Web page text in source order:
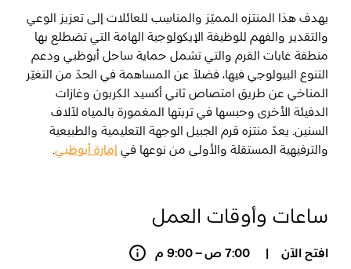
مركز أبوظبي الوطني للمعارض والمؤتمرات
يهدف هذا المنتزه المميّز والمناسِب للعائلات إلى تعزيز الوعي
والتقدير والفهم للوظيفة الإيكولوجية الهامة التي تضطلع بها
منطقة غابات القرم والتي تشمل حماية ساحل أبوظبي ودعم
التنوع البيولوجي فيها، فضلاً عن المساهمة في الحدّ من التغيّر
المناخي عن طريق امتصاص ثاني أكسيد الكربون وغازات
الدفيئة الأخرى وحبسها في تربتها المغمورة بالمياه لآلاف
السنين. يعدّ منتزه قرم الجبيل الوجهة التعليمية والطبيعية
والترفيهية المستقلة والأولى من نوعها في إمارة أبوظبي.
ساعات وأوقات العمل
افتح الآن |